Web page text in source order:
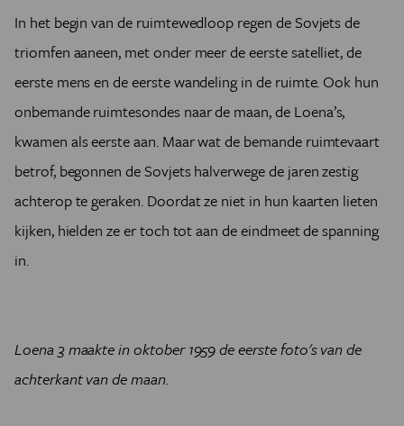
In het begin van de ruimtewedloop regen de Sovjets de
triomfen aaneen, met onder meer de eerste satelliet, de
eerste mens en de eerste wandeling in de ruimte. Ook hun
onbemande ruimtesondes naar de maan, de Loena’s,
kwamen als eerste aan. Maar wat de bemande ruimtevaart
betrof, begonnen de Sovjets halverwege de jaren zestig
achterop te geraken. Doordat ze niet in hun kaarten lieten
kijken, hielden ze er toch tot aan de eindmeet de spanning
in.
Loena 3 maakte in oktober 1959 de eerste foto's van de
achterkant van de maan.